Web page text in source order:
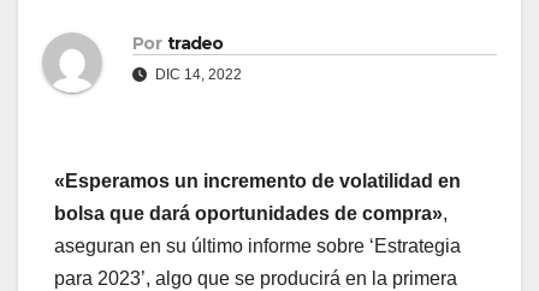
Por tradeo
DIC 14, 2022
«Esperamos un incremento de volatilidad en
bolsa que dará oportunidades de compra»,
aseguran en su último informe sobre ‘Estrategia
para 2023’, algo que se producirá en la primera